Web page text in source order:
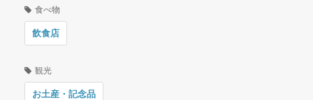
食べ物
飲食店
観光
お土産・記念品